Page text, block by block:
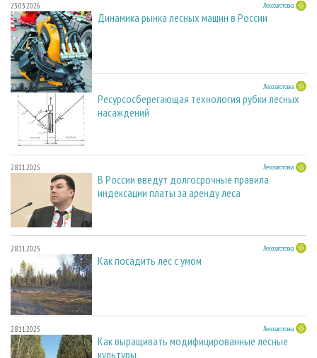
23.03.2026 Лесозаготовка
Динамика рынка лесных машин в России
23.03.2026 Лесозаготовка
Ресурсосберегающая технология рубки лесных
насаждений
28.11.2025 Лесозаготовка
В России введут долгосрочные правила
индексации платы за аренду леса
28.11.2025 Лесозаготовка
Как посадить лес с умом
28.11.2025 Лесозаготовка
Как выращивать модифицированные лесные
культуры